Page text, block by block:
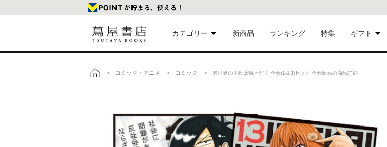
カテゴリー
美術品
映像・音
新商品 ランキング 特集 ギフト
ギフトにおすすめ
> コミック・アニメ > コミック > 異世界の主役は我々だ！ 全巻(1-13)セット 全巻新品の商品詳細